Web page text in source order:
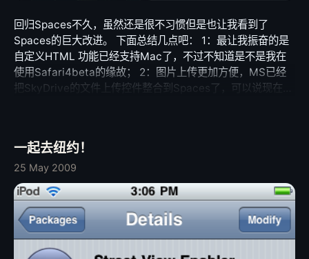
回归Spaces不久，虽然还是很不习惯但是也让我看到了
Spaces的巨大改进。 下面总结几点吧： 1：最让我振奋的是
自定义HTML 功能已经支持Mac了，不过不知道是不是我在
使用Safari4beta的缘故； 2：图片上传更加方便，MS已经
把SkyDrive的文件上传控件整合到Spaces了，可以说现在上
是1025px而在Safari里984px，这一点让我很困惑。 在多浏
览器的样式兼容方面，MS还得再向Google学习一下，不过，
公关能力上，MS绝对比Google的不作为要强大得多。 于是
我把浏览器不兼容的各个模块都去掉了，这样看起来朴素一
点，而且能保持在不同的浏览器看到几乎一样的效果，我甚至
还最大程度地考虑了iPhone的Mobile Safari。 //照片是跑步
路上拍的，不是我家。
一起去纽约！
25 May 2009